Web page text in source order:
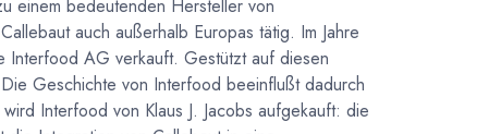
einem bedeutenden Hersteller von
auch außerhalb Europas tätig. Im Jahre
Interfood AG verkauft. Gestützt auf diesen
Geschichte von Interfood beeinflußt dadurch
Interfood von Klaus J. Jacobs aufgekauft: die